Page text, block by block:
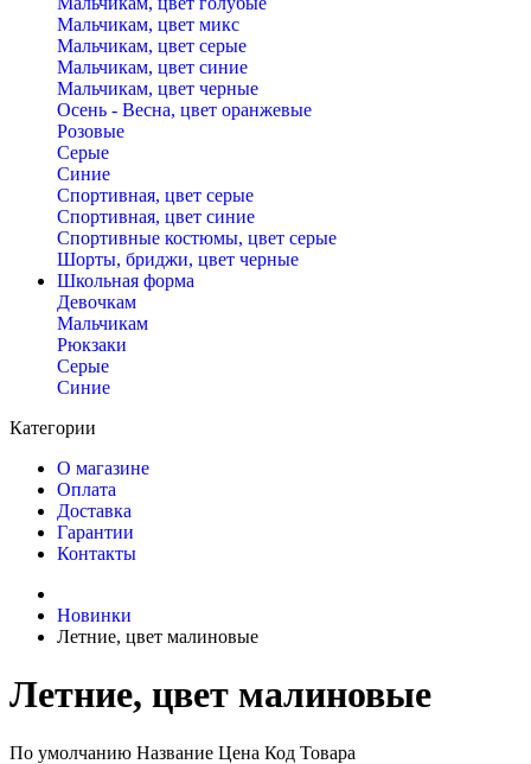
Мальчикам, цвет микс
Мальчикам, цвет серые
Мальчикам, цвет синие
Мальчикам, цвет черные
Осень - Весна, цвет оранжевые
Розовые
Серые
Синие
Спортивная, цвет серые
Спортивная, цвет синие
Спортивные костюмы, цвет серые
Шорты, бриджи, цвет черные
Школьная форма
Девочкам
Мальчикам
Рюкзаки
Серые
Синие
Категории
О магазине
Оплата
Доставка
Гарантии
Контакты
Новинки
Летние, цвет малиновые
Летние, цвет малиновые
По умолчанию Название Цена Код Товара